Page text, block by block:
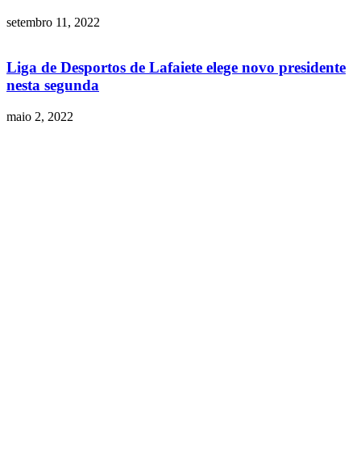
setembro 11, 2022
Liga de Desportos de Lafaiete elege novo presidente
nesta segunda
maio 2, 2022